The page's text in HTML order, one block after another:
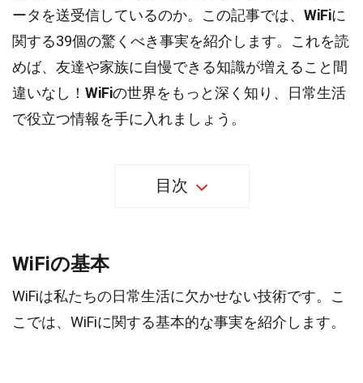
ータを送受信しているのか。この記事では、 WiFiに
関する39個の驚くべき事実を紹介します。これを読
めば、友達や家族に自慢できる知識が増えること間
違いなし！ WiFiの世界をもっと深く知り、日常生活
で役立つ情報を手に入れましょう。
目次
WiFiの基本
WiFiは私たちの日常生活に欠かせない技術です。こ
こでは、WiFiに関する基本的な事実を紹介します。